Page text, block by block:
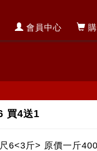
會員中心
買4送1
6<3斤> 原價一斤